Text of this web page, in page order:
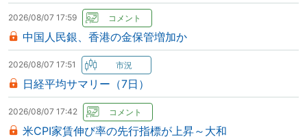
2026/08/07 17:59
中国人民銀、香港の金保管増加か
2026/08/07 17:51
日経平均サマリー（7日）
2026/08/07 17:42
米CPI家賃伸び率の先行指標が上昇～大和